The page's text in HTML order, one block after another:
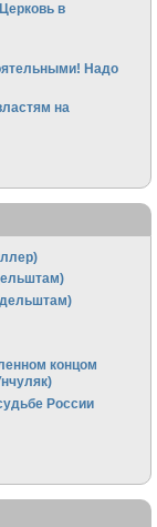
в
Надо
на
концом
России